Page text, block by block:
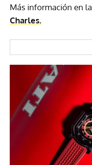
Más información en la
Charles.